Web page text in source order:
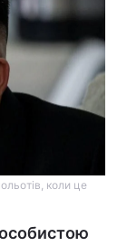
коли це